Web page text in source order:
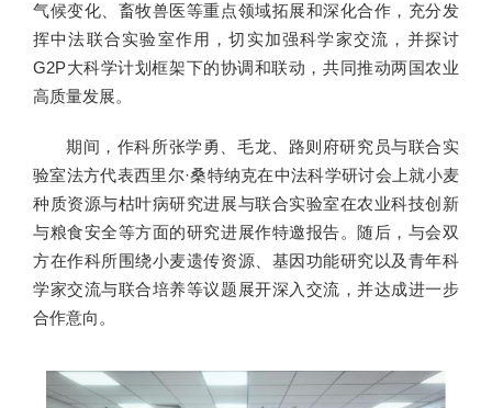
气候变化、畜牧兽医等重点领域拓展和深化合作，充分发
挥中法联合实验室作用，切实加强科学家交流，并探讨
G2P大科学计划框架下的协调和联动，共同推动两国农业
高质量发展。
期间，作科所张学勇、毛龙、路则府研究员与联合实
验室法方代表西里尔·桑特纳克在中法科学研讨会上就小麦
种质资源与枯叶病研究进展与联合实验室在农业科技创新
与粮食安全等方面的研究进展作特邀报告。随后，与会双
方在作科所围绕小麦遗传资源、基因功能研究以及青年科
学家交流与联合培养等议题展开深入交流，并达成进一步
合作意向。